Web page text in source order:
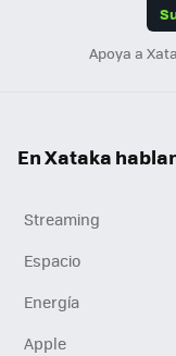
Apoya a
En Xataka
Streaming
Espacio
Energía
Apple